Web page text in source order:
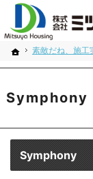
ホーム
素敵だね、施工
Symphony
プロの目線からご提案。
奈良県の安心の一戸建て
Symphony